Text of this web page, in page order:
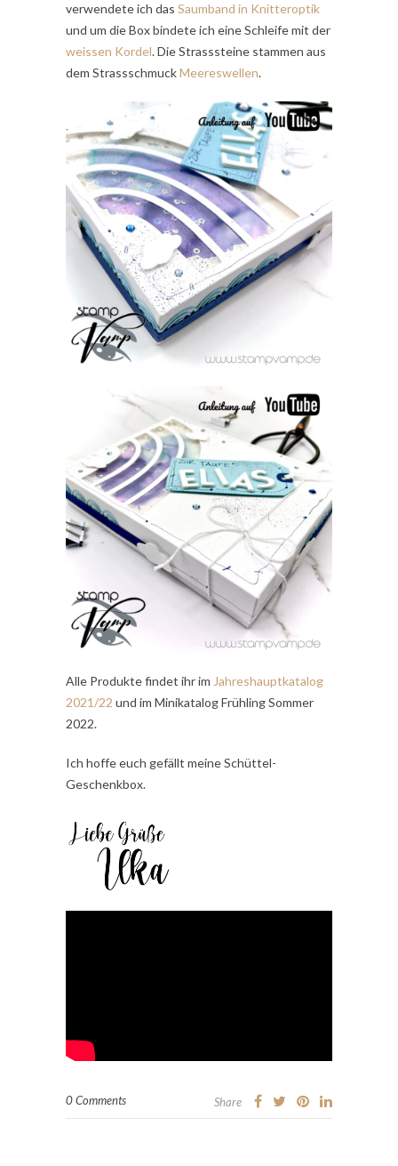
verwendete ich das Saumband in Knitteroptik
und um die Box bindete ich eine Schleife mit der
weissen Kordel. Die Strasssteine stammen aus
dem StrassschmuckMeereswellen.
Alle Produkte findet ihr im Jahreshauptkatalog
2021/22 und im Minikatalog Frühling Sommer
2022.
Ich hoffe euch gefällt meine Schüttel-
Geschenkbox.
0 Comments Share